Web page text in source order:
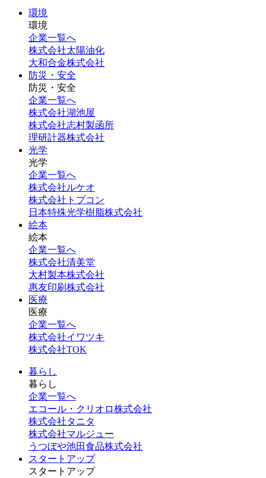
環境
環境
企業一覧へ
株式会社太陽油化
大和合金株式会社
防災・安全
防災・安全
企業一覧へ
株式会社湖池屋
株式会社志村製函所
理研計器株式会社
光学
光学
企業一覧へ
株式会社ルケオ
株式会社トプコン
日本特殊光学樹脂株式会社
絵本
絵本
企業一覧へ
株式会社清美堂
大村製本株式会社
惠友印刷株式会社
医療
医療
企業一覧へ
株式会社イワツキ
株式会社TOK
暮らし
暮らし
企業一覧へ
エコール・クリオロ株式会社
株式会社タニタ
株式会社マルジュー
うつぼや池田食品株式会社
スタートアップ
スタートアップ